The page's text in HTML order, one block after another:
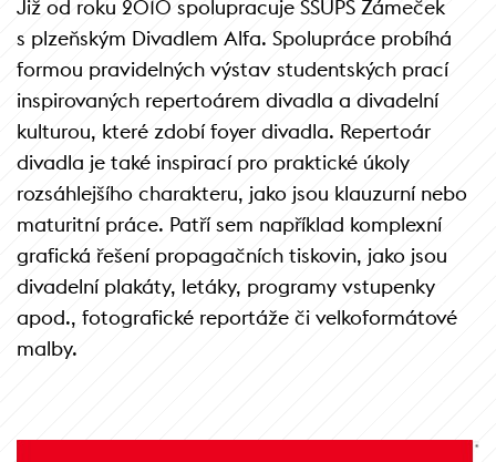
Již od roku 2010 spolupracuje SSUPŠ Zámeček
s plzeňským Divadlem Alfa. Spolupráce probíhá
formou pravidelných výstav studentských prací
inspirovaných repertoárem divadla a divadelní
kulturou, které zdobí foyer divadla. Repertoár
divadla je také inspirací pro praktické úkoly
rozsáhlejšího charakteru, jako jsou klauzurní nebo
maturitní práce. Patří sem například komplexní
grafická řešení propagačních tiskovin, jako jsou
divadelní plakáty, letáky, programy vstupenky
apod., fotografické reportáže či velkoformátové
malby.